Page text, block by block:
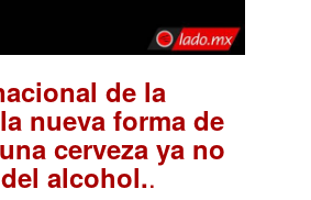
de la
nueva forma de
cerveza ya no
alcohol..